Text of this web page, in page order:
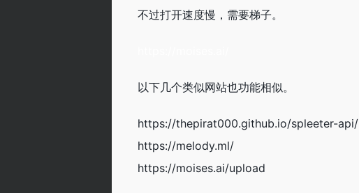
不过打开速度慢，需要梯子。
以下几个类似网站也功能相似。
https://thepirat000.github.io/spleeter-api/
https://melody.ml/
https://moises.ai/upload